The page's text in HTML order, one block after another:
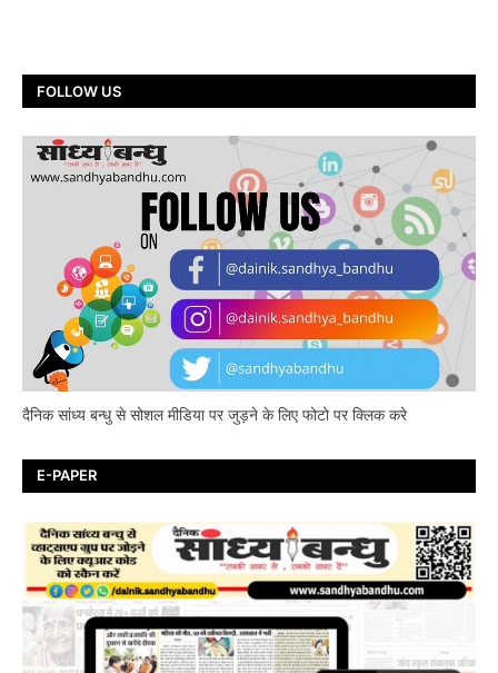
FOLLOW US
दैनिक सांध्य बन्धु से सोशल मीडिया पर जुड़ने के लिए फोटो पर क्लिक करे
E-PAPER